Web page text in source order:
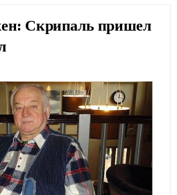
Скрипаль пришел